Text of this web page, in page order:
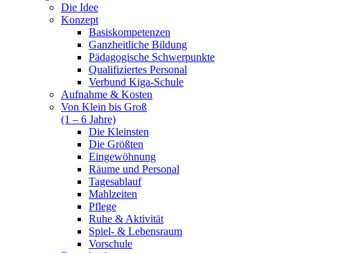
Die Idee
Konzept
Basiskompetenzen
Ganzheitliche Bildung
Pädagogische Schwerpunkte
Qualifiziertes Personal
Verbund Kiga-Schule
Aufnahme & Kosten
Von Klein bis Groß
(1 – 6 Jahre)
Die Kleinsten
Die Größten
Eingewöhnung
Räume und Personal
Tagesablauf
Mahlzeiten
Pflege
Ruhe & Aktivität
Spiel- & Lebensraum
Vorschule